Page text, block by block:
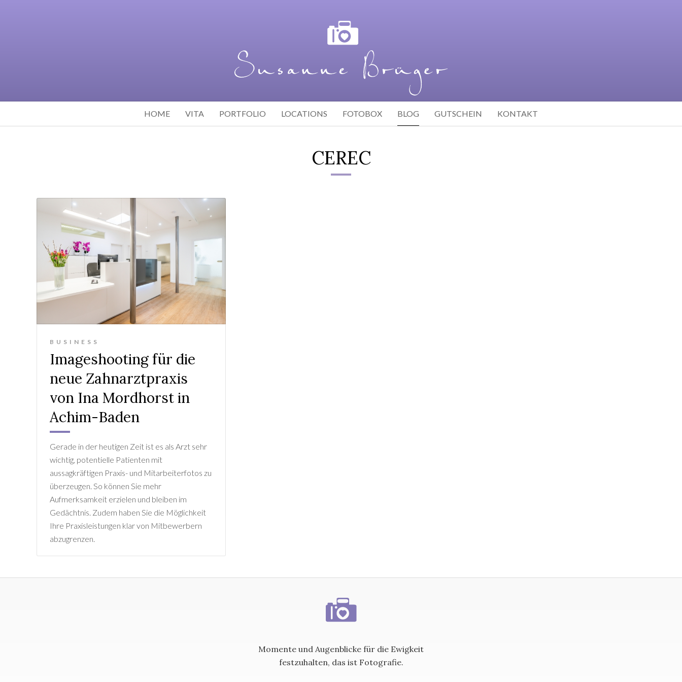
HOME VITA PORTFOLIO LOCATIONS FOTOBOX BLOG GUTSCHEIN KONTAKT
CEREC
BUSINESS
Imageshooting für die
neue Zahnarztpraxis
von Ina Mordhorst in
Achim-Baden
Gerade in der heutigen Zeit ist es als Arzt sehr
wichtig, potentielle Patienten mit
aussagkräftigen Praxis- und Mitarbeiterfotos zu
überzeugen. So können Sie mehr
Aufmerksamkeit erzielen und bleiben im
Gedächtnis. Zudem haben Sie die Möglichkeit
Ihre Praxisleistungen klar von Mitbewerbern
abzugrenzen.
Momente und Augenblicke für die Ewigkeit
festzuhalten, das ist Fotografie.